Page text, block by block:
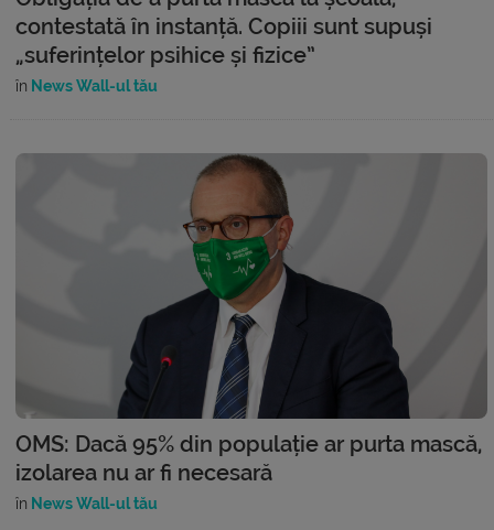
contestată în instanță. Copiii sunt supuși
„suferințelor psihice și fizice”
în News Wall-ul tău
OMS: Dacă 95% din populație ar purta mască,
izolarea nu ar fi necesară
în News Wall-ul tău